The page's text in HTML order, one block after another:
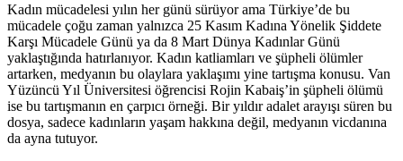
Kadın mücadelesi yılın her günü sürüyor ama Türkiye’de bu
mücadele çoğu zaman yalnızca 25 Kasım Kadına Yönelik Şiddete
Karşı Mücadele Günü ya da 8 Mart Dünya Kadınlar Günü
yaklaştığında hatırlanıyor. Kadın katliamları ve şüpheli ölümler
artarken, medyanın bu olaylara yaklaşımı yine tartışma konusu. Van
Yüzüncü Yıl Üniversitesi öğrencisi Rojin Kabaiş’in şüpheli ölümü
ise bu tartışmanın en çarpıcı örneği. Bir yıldır adalet arayışı süren bu
dosya, sadece kadınların yaşam hakkına değil, medyanın vicdanına
da ayna tutuyor.